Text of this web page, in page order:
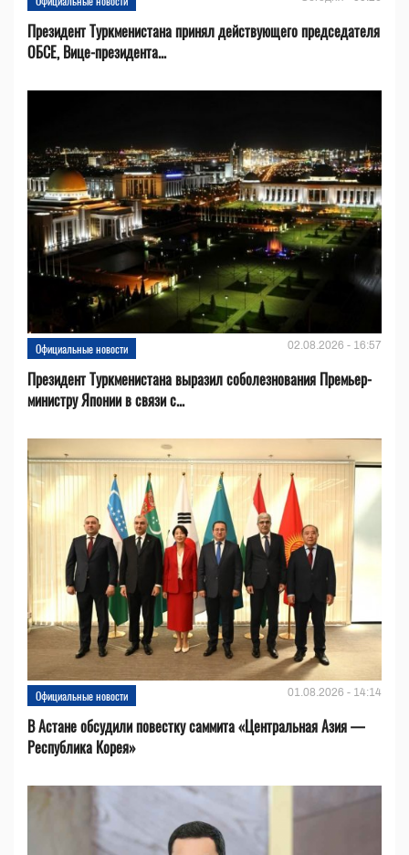
Президент Туркменистана принял действующего председателя
ОБСЕ, Вице-президента...
Официальные новости 02.08.2026 - 16:57
Президент Туркменистана выразил соболезнования Премьер-
министру Японии в связи с...
Официальные новости 01.08.2026 - 14:14
В Астане обсудили повестку саммита «Центральная Азия —
Республика Корея»